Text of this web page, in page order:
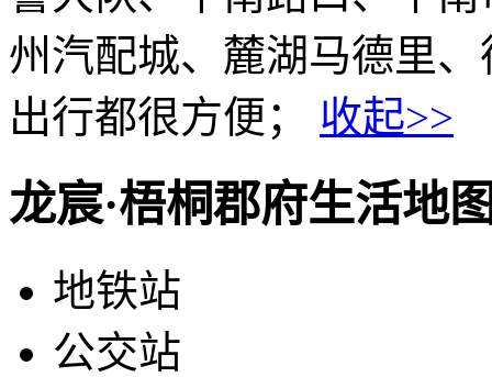
州汽配城、麓湖马德里
出行都很方便； 收起>>
龙宸·梧桐郡府生活地
地铁站
公交站